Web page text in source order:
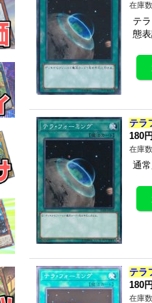
在庫
テ
態
テラ
180円
在庫
通
テラ
180円
在庫